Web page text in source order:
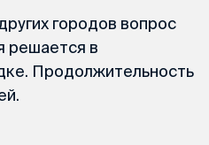
городов вопрос
решается в
Продолжительность